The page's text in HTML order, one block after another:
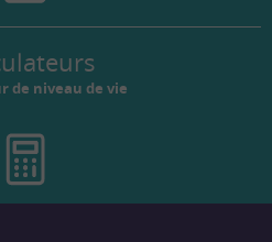
de niveau de vie